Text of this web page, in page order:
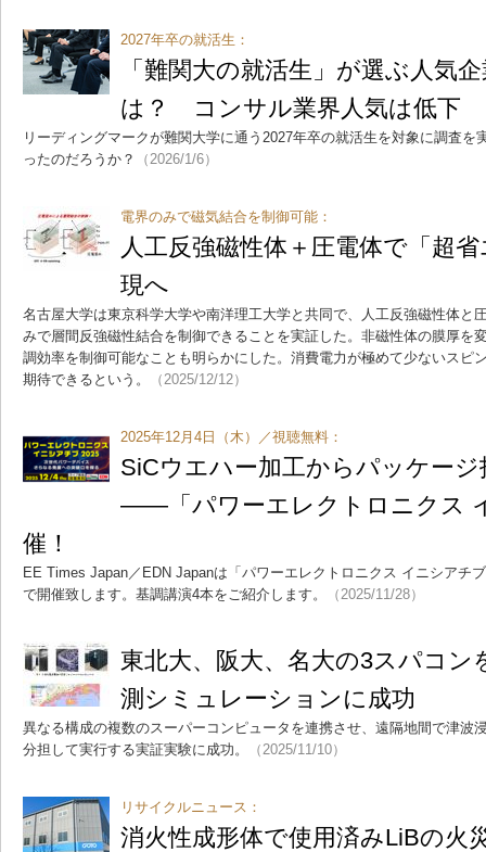
2027年卒の就活生：
「難関大の就活生」が選ぶ人気
は？ コンサル業界人気は低下
リーディングマークが難関大学に通う2027年卒の就活生を対象に調査を
ったのだろうか？
（2026/1/6）
電界のみで磁気結合を制御可能：
人工反強磁性体＋圧電体で「超
現へ
名古屋大学は東京科学大学や南洋理工大学と共同で、人工反強磁性体と
みで層間反強磁性結合を制御できることを実証した。非磁性体の膜厚を
調効率を制御可能なことも明らかにした。消費電力が極めて少ないスピ
期待できるという。
（2025/12/12）
2025年12月4日（木）／視聴無料：
SiCウエハー加工からパッケー
――「パワーエレクトロニクス
催！
EE Times Japan／EDN Japanは「パワーエレクトロニクス イニシアチ
で開催致します。基調講演4本をご紹介します。
（2025/11/28）
東北大、阪大、名大の3スパコ
測シミュレーションに成功
異なる構成の複数のスーパーコンピュータを連携させ、遠隔地間で津波
分担して実行する実証実験に成功。
（2025/11/10）
リサイクルニュース：
消火性成形体で使用済みLiBの火